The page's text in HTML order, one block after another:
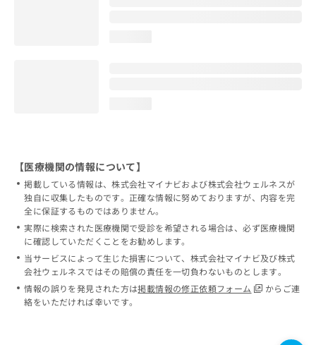
【医療機関の情報について】
掲載している情報は、株式会社マイナビおよび株式会社ウェルネスが
独自に収集したものです。正確な情報に努めておりますが、内容を完
全に保証するものではありません。
実際に検索された医療機関で受診を希望される場合は、必ず医療機関
に確認していただくことをお勧めします。
当サービスによって生じた損害について、株式会社マイナビ及び株式
会社ウェルネスではその賠償の責任を一切負わないものとします。
情報の誤りを発見された方は掲載情報の修正依頼フォーム
からご連
絡をいただければ幸いです。